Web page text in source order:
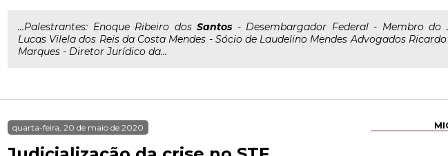
...Palestrantes: Enoque Ribeiro dosSantos - Desembargador Federal - Membro do
Lucas Vilela dos Reis da Costa Mendes - Sócio de Laudelino Mendes Advogados
Marques - Diretor Jurídico da...
quarta-feira, 20 de maio de 2020